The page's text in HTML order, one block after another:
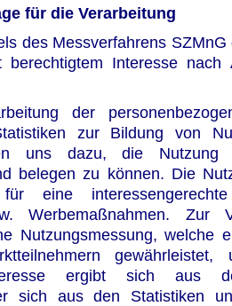
für die Verarbeitung
des Messverfahrens
berechtigtem Interesse
der
zur Bildung von
uns dazu, die Nutzung
belegen zu können. Die
eine
Werbemaßnahmen. Zur
Nutzungsmessung, welche
gewährleistet,
ergibt sich aus
sich aus den Statistiken